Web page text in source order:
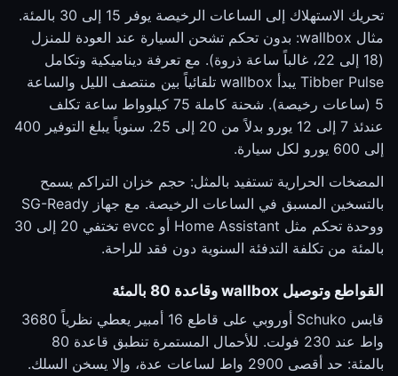
تحريك الاستهلاك إلى الساعات الرخيصة يوفر 15 إلى 30 بالمئة.
مثال wallbox: بدون تحكم تشحن السيارة عند العودة للمنزل
(18 إلى 22، غالباً ساعة ذروة). مع تعرفة ديناميكية وتكامل
Tibber Pulse يبدأ wallbox تلقائياً بين منتصف الليل والساعة
5 (ساعات رخيصة). شحنة كاملة 75 كيلوواط ساعة تكلف
عندئذ 7 إلى 12 يورو بدلاً من 20 إلى 25. سنوياً يبلغ التوفير 400
إلى 600 يورو لكل سيارة.
المضخات الحرارية تستفيد بالمثل: حجم خزان التراكم يسمح
بالتسخين المسبق في الساعات الرخيصة. مع جهاز SG-Ready
ووحدة تحكم مثل Home Assistant أو evcc تختفي 20 إلى 30
بالمئة من تكلفة التدفئة السنوية دون فقد للراحة.
القواطع وتوصيل wallbox وقاعدة 80 بالمئة
قابس Schuko أوروبي على قاطع 16 أمبير يعطي نظرياً 3680
واط عند 230 فولت. للأحمال المستمرة تنطبق قاعدة 80
بالمئة: حد أقصى 2900 واط لساعات عدة، وإلا يسخن السلك.